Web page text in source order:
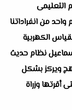
التعليمى
من انفراداتنا
الكهربية
نظام حديث
ويركز بشكل
أقرتها وزراة